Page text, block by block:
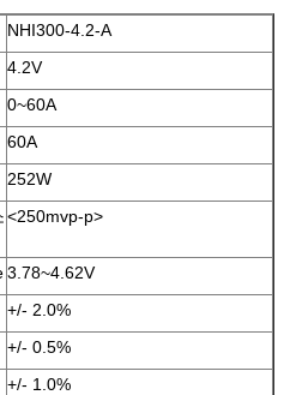
NHI300-4.2-A
4.2V
0~60A
60A
252W
<250mvp-p>
3.78~4.62V
+/- 2.0%
+/- 0.5%
+/- 1.0%